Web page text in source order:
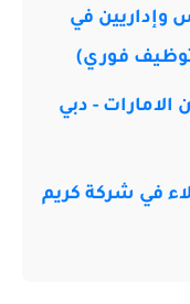
وإداريين في
- دبي
في شركة كريم